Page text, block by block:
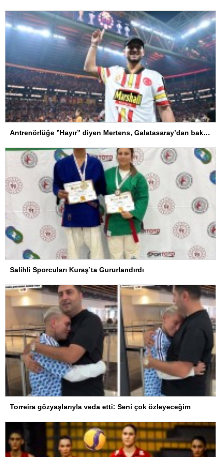
Antrenörlüğe ”Hayır” diyen Mertens, Galatasaray’dan bakın ne istedi
Salihli Sporcuları Kuraş’ta Gururlandırdı
Torreira gözyaşlarıyla veda etti: Seni çok özleyeceğim